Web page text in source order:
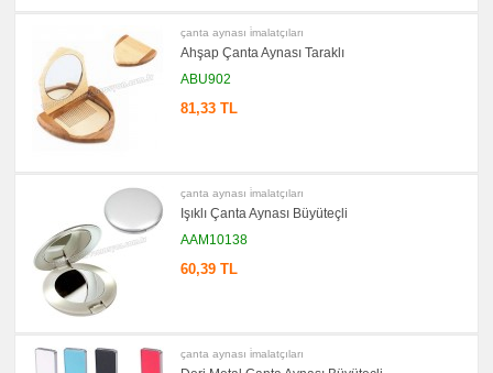
çanta aynası i̇malatçıları
Ahşap Çanta Aynası Taraklı
ABU902
81,33 TL
çanta aynası i̇malatçıları
Işıklı Çanta Aynası Büyüteçli
AAM10138
60,39 TL
çanta aynası i̇malatçıları